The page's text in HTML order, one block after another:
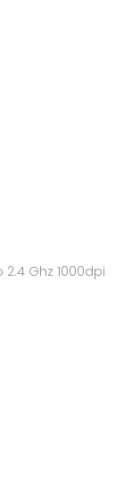
Ghz 1000dpi